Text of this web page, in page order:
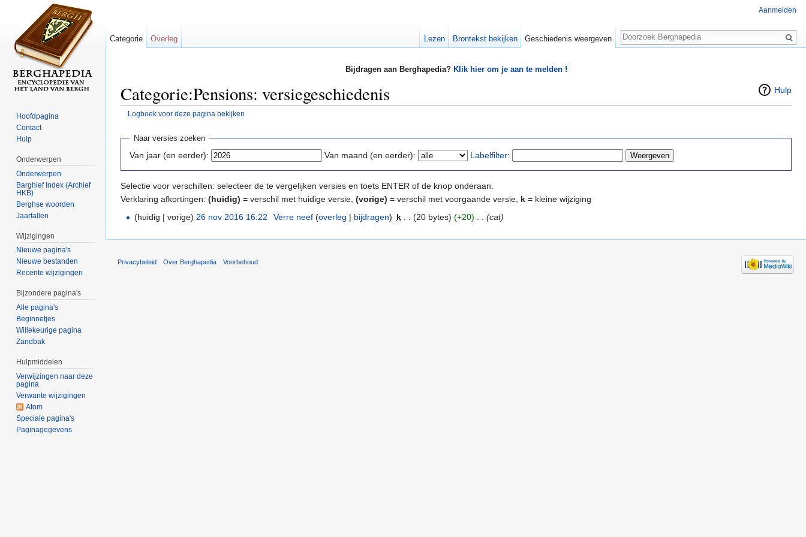
Bijdragen aan Berghapedia? Klik hier om je aan te melden !
Hulp
Categorie:Pensions: versiegeschiedenis
Logboek voor deze pagina bekijken
Naar versies zoeken
Van jaar (en eerder): Van maand (en eerder): Labelfilter:
Selectie voor verschillen: selecteer de te vergelijken versies en toets ENTER of de knop onderaan.
Verklaring afkortingen: (huidig) = verschil met huidige versie, (vorige) = verschil met voorgaande versie, k = kleine wijziging
(huidig | vorige) 26 nov 2016 16:22 Verre neef (overleg | bijdragen) k (20 bytes) (+20) (cat)
Aanmelden
Categorie Overleg Lezen Brontekst bekijken Geschiedenis weergeven
Zoeken
Hoofdpagina
Contact
Hulp
Onderwerpen
Onderwerpen
Barghief Index (Archief
HKB)
Berghse woorden
Jaartallen
Wijzigingen
Nieuwe pagina's
Nieuwe bestanden
Recente wijzigingen
Bijzondere pagina's
Alle pagina's
Beginnetjes
Willekeurige pagina
Zandbak
Hulpmiddelen
Verwijzingen naar deze
pagina
Verwante wijzigingen
Atom
Speciale pagina's
Paginagegevens
Privacybeleid Over Berghapedia Voorbehoud